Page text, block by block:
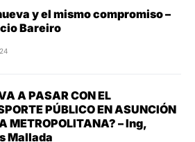
y el mismo compromiso –
Bareiro
A PASAR CON EL
PÚBLICO EN ASUNCIÓN
METROPOLITANA? – Ing,
Mallada